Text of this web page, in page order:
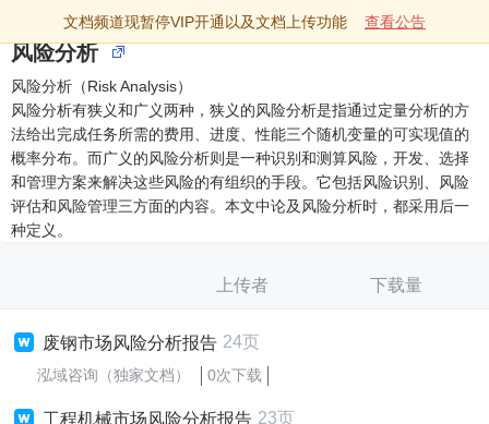
文档频道现暂停VIP开通以及文档上传功能 查看公告
风险分析
风险分析（Risk Analysis）
风险分析有狭义和广义两种，狭义的风险分析是指通过定量分析的方
法给出完成任务所需的费用、进度、性能三个随机变量的可实现值的
概率分布。而广义的风险分析则是一种识别和测算风险，开发、选择
和管理方案来解决这些风险的有组织的手段。它包括风险识别、风险
评估和风险管理三方面的内容。本文中论及风险分析时，都采用后一
种定义。
上传者 下载量
废钢市场风险分析报告 24页
泓域咨询（独家文档） 0次下载
工程机械市场风险分析报告 23页